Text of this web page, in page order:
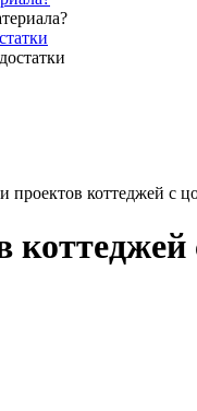
проектов коттеджей с